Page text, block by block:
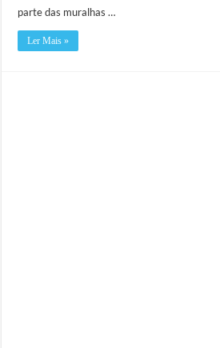
parte das muralhas …
Ler Mais »